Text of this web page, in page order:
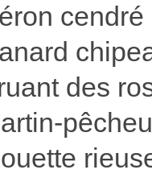
cendré
des